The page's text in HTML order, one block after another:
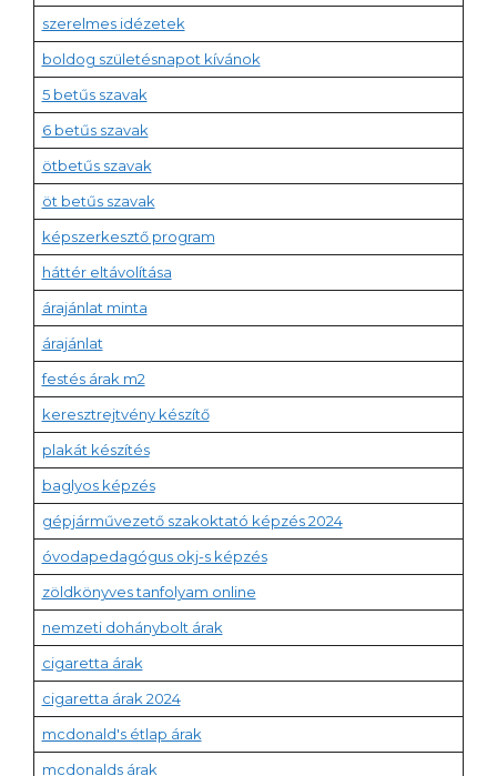
szerelmes idézetek
boldog születésnapot kívánok
5 betűs szavak
6 betűs szavak
ötbetűs szavak
öt betűs szavak
képszerkesztő program
háttér eltávolítása
árajánlat minta
árajánlat
festés árak m2
keresztrejtvény készítő
plakát készítés
baglyos képzés
gépjárművezető szakoktató képzés 2024
óvodapedagógus okj-s képzés
zöldkönyves tanfolyam online
nemzeti dohánybolt árak
cigaretta árak
cigaretta árak 2024
mcdonald's étlap árak
mcdonalds árak